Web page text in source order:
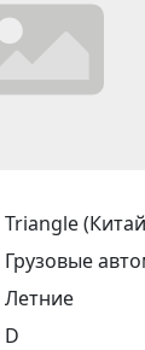
Triangle
Грузовые
Летние
D